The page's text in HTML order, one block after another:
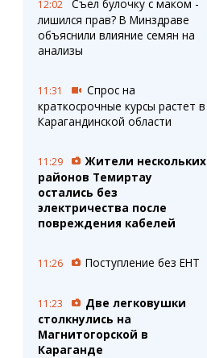
12:02
Съел булочку с маком -
лишился прав? В Минздраве
объяснили влияние семян на
анализы
11:31
Спрос на
краткосрочные курсы растет в
Карагандинской области
11:29
Жители нескольких
районов Темиртау
остались без
электричества после
повреждения кабелей
11:26 Поступление без ЕНТ
11:23
Две легковушки
столкнулись на
Магнитогорской в
Караганде